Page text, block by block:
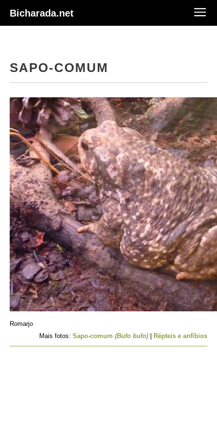
Bicharada.net
SAPO-COMUM
Romarjo
Mais fotos: Sapo-comum (Bufo bufo) Répteis e anfíbios